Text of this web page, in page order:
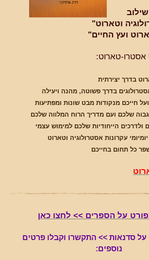
וטארוט"
ועץ החיים"
טארוט:
בדרך יצירתית
בדרך פשוטה, מהנה ויעילה
חייכם מנקודות מבט שונות ומפתיעות
שלכם ועם מדריך הרוח המלווה שלכם
ולדרכים הייחודיות שלכם למימוש עצמי
עקרונות אסטרולוגיה וטארוט
כל תחום בחייכם
על הספרים >> לחצו כאן
סדנאות >> התקשרו וקבלו פרטים
נוספים: